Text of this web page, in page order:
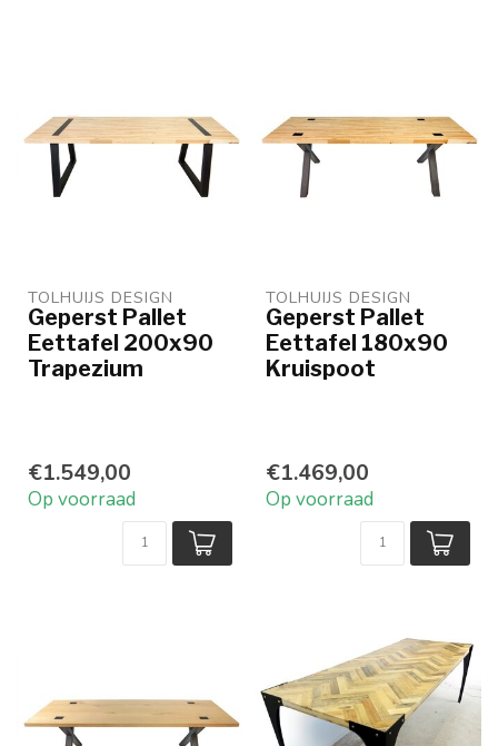
TOLHUIJS DESIGN
Geperst Pallet
Eettafel 200x90
Trapezium
€1.549,00
Op voorraad
TOLHUIJS DESIGN
Geperst Pallet
Eettafel 180x90
Kruispoot
€1.469,00
Op voorraad